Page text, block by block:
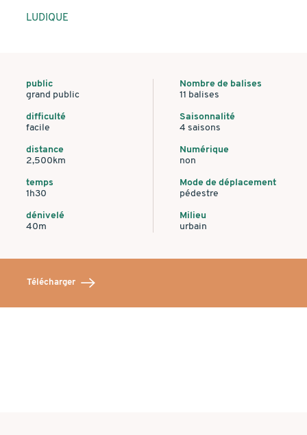
LUDIQUE
public
grand public
difficulté
facile
distance
2,500km
temps
1h30
dénivelé
40m
Nombre de balises
11 balises
Saisonnalité
4 saisons
Numérique
non
Mode de déplacement
pédestre
Milieu
urbain
Télécharger